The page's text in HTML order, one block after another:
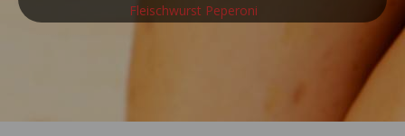
Fleischwurst Peperoni